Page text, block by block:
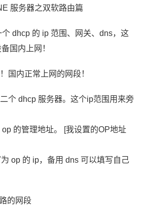
服务器之双软路由篇
dhcp 的 ip 范围、网关、dns，这
国内上网！
国内正常上网的网段！
个 dhcp 服务器。这个ip范围用来旁
的管理地址。 [我设置的OP地址
op 的 ip，备用 dns 可以填写自己
的网段